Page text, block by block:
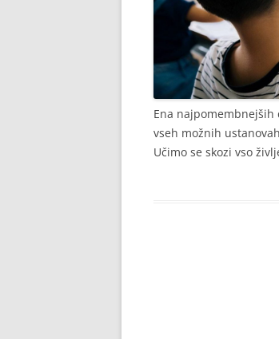
Ena najpomembnejših
vseh možnih
Učimo se skozi vso